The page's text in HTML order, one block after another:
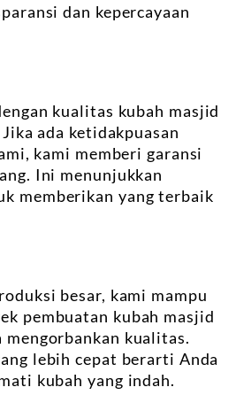
dan kepercayaan
kualitas kubah masjid
ada ketidakpuasan
kami memberi garansi
Ini menunjukkan
memberikan yang terbaik
besar, kami mampu
pembuatan kubah masjid
mengorbankan kualitas.
lebih cepat berarti Anda
kubah yang indah.